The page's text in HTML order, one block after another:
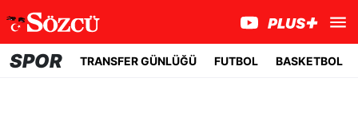
SPOR TRANSFER GÜNLÜĞÜ FUTBOL BASKETBOL